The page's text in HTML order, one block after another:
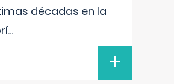
décadas en la
...
+